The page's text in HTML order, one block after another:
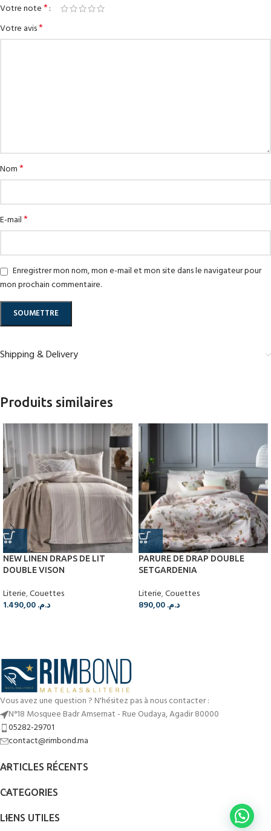
Votre note*
Votre avis*
Nom*
E-mail*
Enregistrer mon nom, mon e-mail et mon site dans le navigateur pour
mon prochain commentaire.
Shipping & Delivery
Produits similaires
NEW LINEN DRAPS DE LIT
DOUBLE VISON
Literie,Couettes
د.م.
PARURE DE DRAP DOUBLE
SETGARDENIA
Literie,Couettes
د.م.
Vous avez une question ? N'hésitez pas à nous contacter :
N°18 Mosquee Badr Amsernat - Rue Oudaya, Agadir 80000
05282-29701
contact@rimbond.ma
ARTICLES RÉCENTS
CATEGORIES
LIENS UTILES